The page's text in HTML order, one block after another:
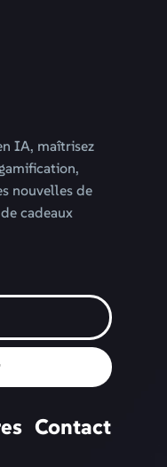
IA, maîtrisez
nouvelles de
cadeaux
Contact